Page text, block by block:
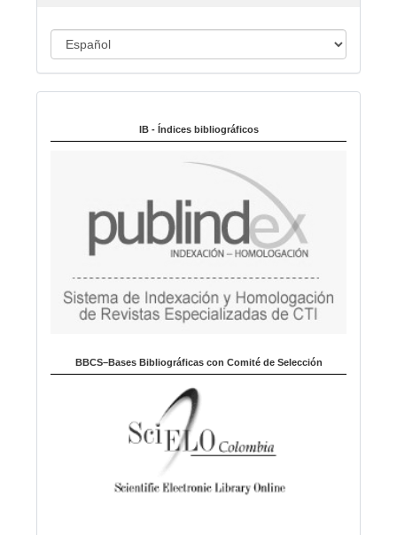
o
d
m
IB - Índices bibliográficos
BBCS–Bases Bibliográficas con Comité de Selección